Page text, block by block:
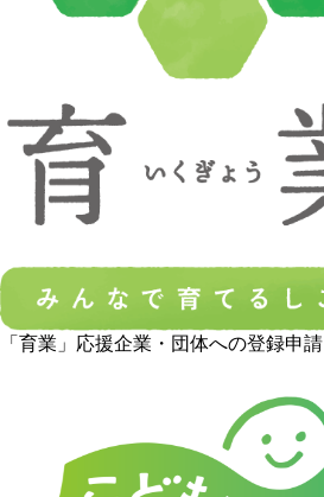
「育業」応援企業・団体への登録申請